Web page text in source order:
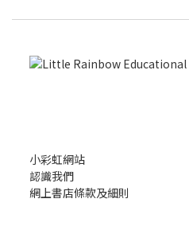
小彩虹網站
認識我們
網上書店條款及細則